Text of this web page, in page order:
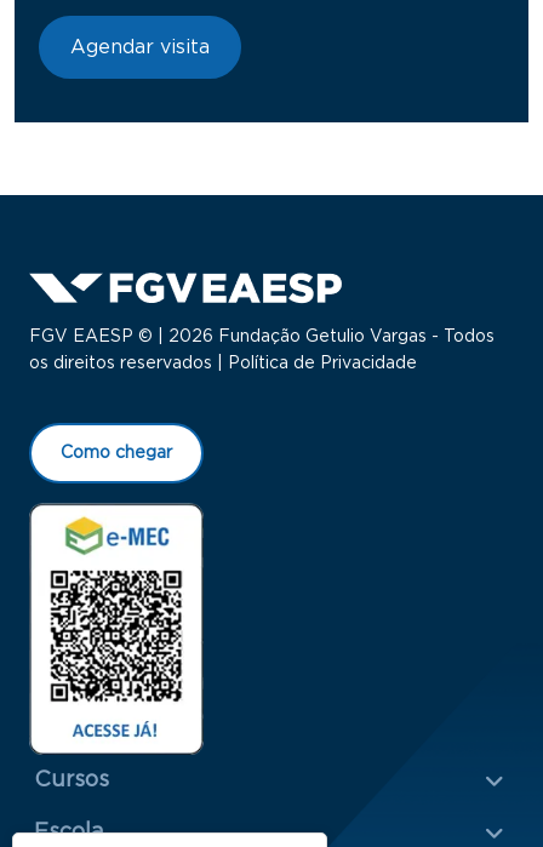
Agendar visita
FGV EAESP © | 2026 Fundação Getulio Vargas - Todos
os direitos reservados |
Política de Privacidade
Como chegar
Menu Rodapé 1
Cursos
Escola